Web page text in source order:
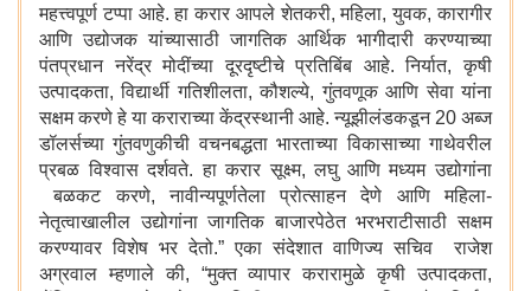
महत्त्वपूर्ण टप्पा आहे. हा करार आपले शेतकरी, महिला, युवक, कारागीर
आणि उद्योजक यांच्यासाठी जागतिक आर्थिक भागीदारी करण्याच्या
पंतप्रधान नरेंद्र मोदींच्या दूरदृष्टीचे प्रतिबिंब आहे. निर्यात, कृषी
उत्पादकता, विद्यार्थी गतिशीलता, कौशल्ये, गुंतवणूक आणि सेवा यांना
सक्षम करणे हे या कराराच्या केंद्रस्थानी आहे. न्यूझीलंडकडून 20 अब्ज
डॉलर्सच्या गुंतवणुकीची वचनबद्धता भारताच्या विकासाच्या गाथेवरील
प्रबळ विश्वास दर्शवते. हा करार सूक्ष्म, लघु आणि मध्यम उद्योगांना
बळकट करणे, नावीन्यपूर्णतेला प्रोत्साहन देणे आणि महिला-
नेतृत्वाखालील उद्योगांना जागतिक बाजारपेठेत भरभराटीसाठी सक्षम
करण्यावर विशेष भर देतो.” एका संदेशात वाणिज्य सचिव राजेश
अग्रवाल म्हणाले की, “मुक्त व्यापार करारामुळे कृषी उत्पादकता,